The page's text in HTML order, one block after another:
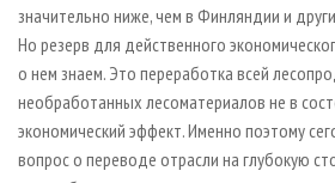
значительно ниже, чем в Финляндии и
Но резерв для действенного
о нем знаем. Это переработка всей
необработанных лесоматериалов не в
экономический эффект. Именно поэтому
вопрос о переводе отрасли на глубокую